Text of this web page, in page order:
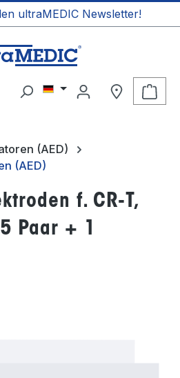
ultraMEDIC Newsletter!
(AED)
(AED)
f. CR-T,
Paar + 1